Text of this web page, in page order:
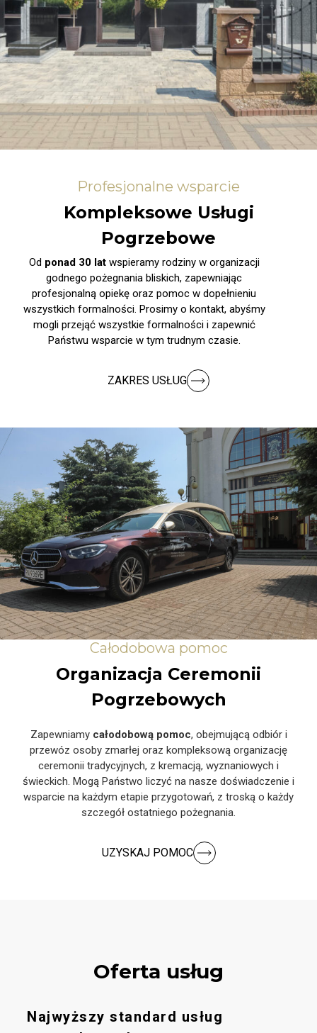
Profesjonalne wsparcie
Kompleksowe Usługi
Pogrzebowe
Od ponad 30 latwspieramy rodziny w organizacji
godnego pożegnania bliskich, zapewniając
profesjonalną opiekę oraz pomoc w dopełnieniu
wszystkich formalności. Prosimy o kontakt, abyśmy
mogli przejąć wszystkie formalności i zapewnić
Państwu wsparcie w tym trudnym czasie.
ZAKRES USŁUG
Całodobowa pomoc
Organizacja Ceremonii
Pogrzebowych
Zapewniamy całodobową pomoc, obejmującą odbiór i
przewóz osoby zmarłej oraz kompleksową organizację
ceremonii tradycyjnych, z kremacją, wyznaniowych i
świeckich. Mogą Państwo liczyć na nasze doświadczenie i
wsparcie na każdym etapie przygotowań, z troską o każdy
szczegół ostatniego pożegnania.
UZYSKAJ POMOC
Oferta usług
Najwyższy standard usług